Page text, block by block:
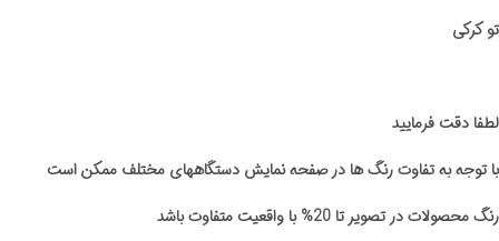
تو کرکی
لطفا دقت فرمایید
با توجه به تفاوت رنگ ها در صفحه نمایش دستگاههای مختلف ممکن است
رنگ محصولات در تصویر تا 20% با واقعیت متفاوت باشد